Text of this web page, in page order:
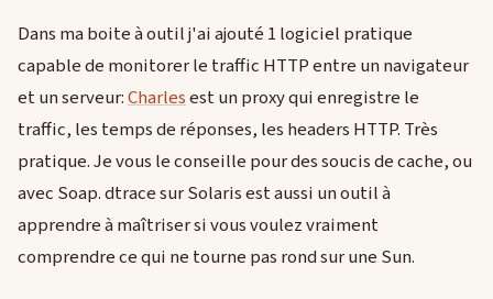
Dans ma boite à outil j'ai ajouté 1 logiciel pratique
capable de monitorer le traffic HTTP entre un navigateur
et un serveur:Charlesest un proxy qui enregistre le
traffic, les temps de réponses, les headers HTTP. Très
pratique. Je vous le conseille pour des soucis de cache, ou
avec Soap. dtrace sur Solaris est aussi un outil à
apprendre à maîtriser si vous voulez vraiment
comprendre ce qui ne tourne pas rond sur une Sun.